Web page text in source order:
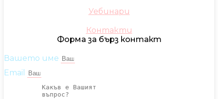
Уебинари
Контакти
Форма за бърз контакт
Вашето име
Email